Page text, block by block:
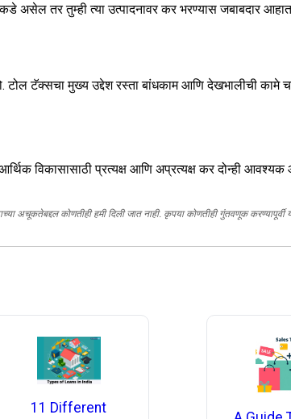
असेल तर तुम्ही त्या उत्पादनावर कर भरण्यास जबाबदार
टॅक्सचा मुख्य उद्देश रस्ता बांधकाम आणि देखभालीची कामे
विकासासाठी प्रत्यक्ष आणि अप्रत्यक्ष कर दोन्ही
कोणतीही हमी दिली जात नाही. कृपया कोणतीही गुंतवणूक करण्यापूर्वी
11 Different